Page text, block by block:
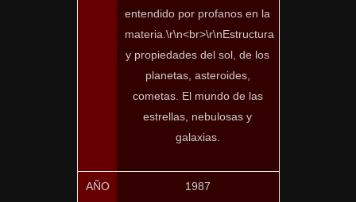
entendido por profanos en la
materia.\r\n<br>\r\nEstructura
y propiedades del sol, de los
planetas, asteroides,
cometas. El mundo de las
estrellas, nebulosas y
galaxias.
AÑO 1987